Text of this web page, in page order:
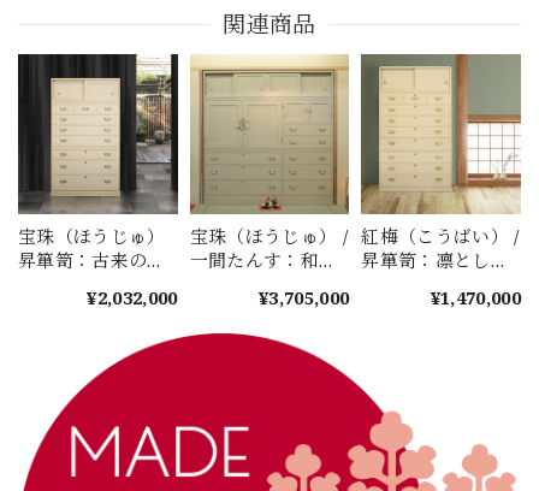
関連商品
宝珠（ほうじゅ）
昇箪笥：古来の知
づくり」の真髄
¥2,032,000
宝珠（ほうじゅ） /
一間たんす：和・
大で最高級品¥3,705,000
紅梅（こうばい） /
昇箪笥：凛とした
と丸面の気品。大
¥1,470,000